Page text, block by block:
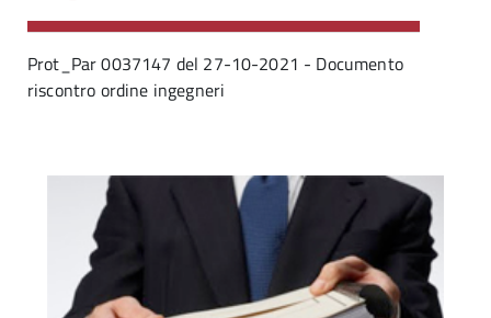
Prot_Par 0037147 del 27-10-2021 - Documento
riscontro ordine ingegneri